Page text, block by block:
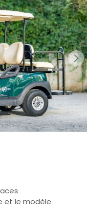
et le modèle